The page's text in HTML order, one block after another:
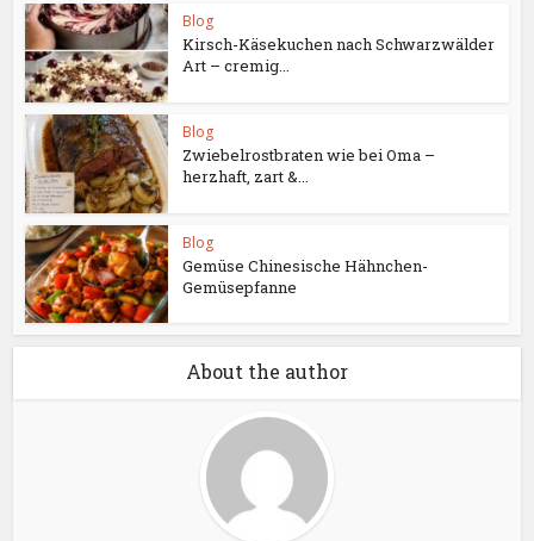
Blog
Kirsch-Käsekuchen nach Schwarzwälder
Art – cremig...
Blog
Zwiebelrostbraten wie bei Oma –
herzhaft, zart &...
Blog
Gemüse Chinesische Hähnchen-
Gemüsepfanne
About the author